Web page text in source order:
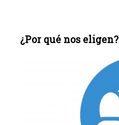
¿Por qué nos eligen?